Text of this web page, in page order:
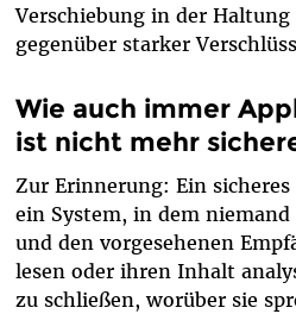
Verschiebung in der
gegenüber starker
Wie auch immer
ist nicht mehr
Zur Erinnerung: Ein
ein System, in dem
und den vorgesehenen
lesen oder ihren Inhalt
zu schließen, worüber sie